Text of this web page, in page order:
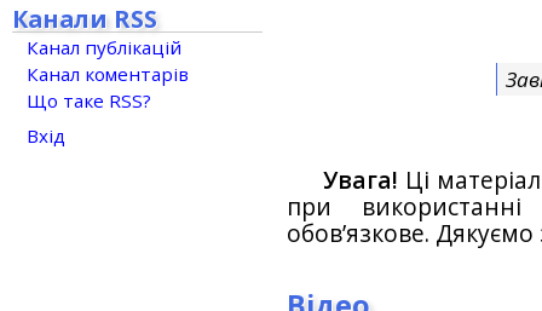
Увага! Ці
при
обов’язкове.
Канали RSS
Канал публікацій
Канал коментарів
Що таке RSS?
Вхід